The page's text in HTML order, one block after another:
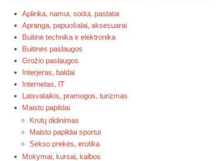
Aplinka, namui, sodui, pastatai
Apranga, papuošalai, aksesuarai
Buitinė technika ir elektronika
Buitinės paslaugos
Grožio paslaugos
Interjeras, baldai
Internetas, IT
Laisvalaikis, pramogos, turizmas
Maisto papildai
Krutų didinimas
Maisto papildai sportui
Sekso prekės, erotika
Mokymai, kursai, kalbos